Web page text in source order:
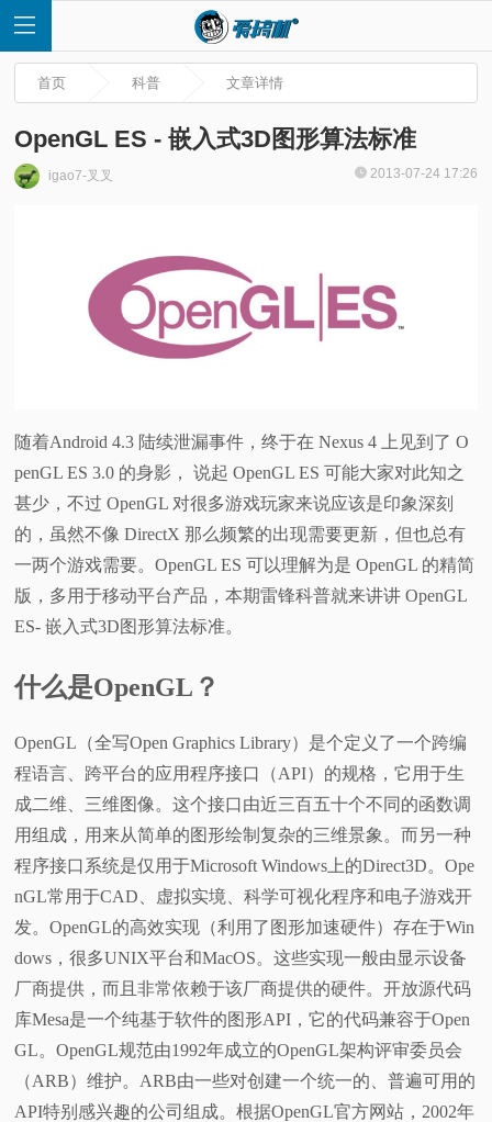
测
视
科
普
体
验
专
首页 科普 文章详情
OpenGL ES - 嵌入式3D图形算法标准
igao7-叉叉 2013-07-24 17:26
随着Android 4.3 陆续泄漏事件，终于在 Nexus 4 上见到了 O
penGL ES 3.0 的身影， 说起 OpenGL ES 可能大家对此知之
甚少，不过 OpenGL 对很多游戏玩家来说应该是印象深刻
的，虽然不像 DirectX 那么频繁的出现需要更新，但也总有
一两个游戏需要。OpenGL ES 可以理解为是 OpenGL 的精简
版，多用于移动平台产品，本期雷锋科普就来讲讲 OpenGL
ES- 嵌入式3D图形算法标准。
什么是OpenGL？
OpenGL（全写Open Graphics Library）是个定义了一个跨编
程语言、跨平台的应用程序接口（API）的规格，它用于生
成二维、三维图像。这个接口由近三百五十个不同的函数调
用组成，用来从简单的图形绘制复杂的三维景象。而另一种
程序接口系统是仅用于Microsoft Windows上的Direct3D。Ope
nGL常用于CAD、虚拟实境、科学可视化程序和电子游戏开
发。OpenGL的高效实现（利用了图形加速硬件）存在于Win
dows，很多UNIX平台和MacOS。这些实现一般由显示设备
厂商提供，而且非常依赖于该厂商提供的硬件。开放源代码
库Mesa是一个纯基于软件的图形API，它的代码兼容于Open
GL。OpenGL规范由1992年成立的OpenGL架构评审委员会
（ARB）维护。ARB由一些对创建一个统一的、普遍可用的
API特别感兴趣的公司组成。根据OpenGL官方网站，2002年